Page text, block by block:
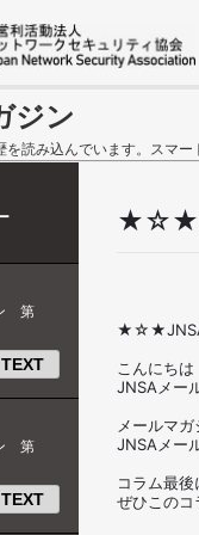
ジン
読み込んでいます。スマー